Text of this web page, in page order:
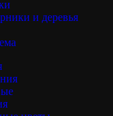
и деревья